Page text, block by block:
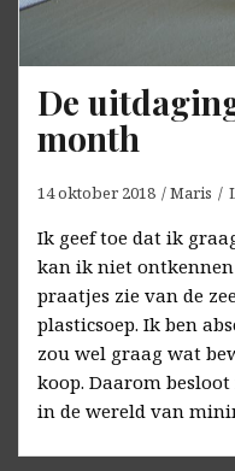
De
month
14 oktober 2018 Maris
Ik geef toe dat ik
kan ik niet
praatjes zie van de
plasticsoep. Ik ben
zou wel graag wat
koop. Daarom
in de wereld van